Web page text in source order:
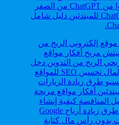
أفضل طرق الربح من ChatGPT للمبتدئين دليل شامل